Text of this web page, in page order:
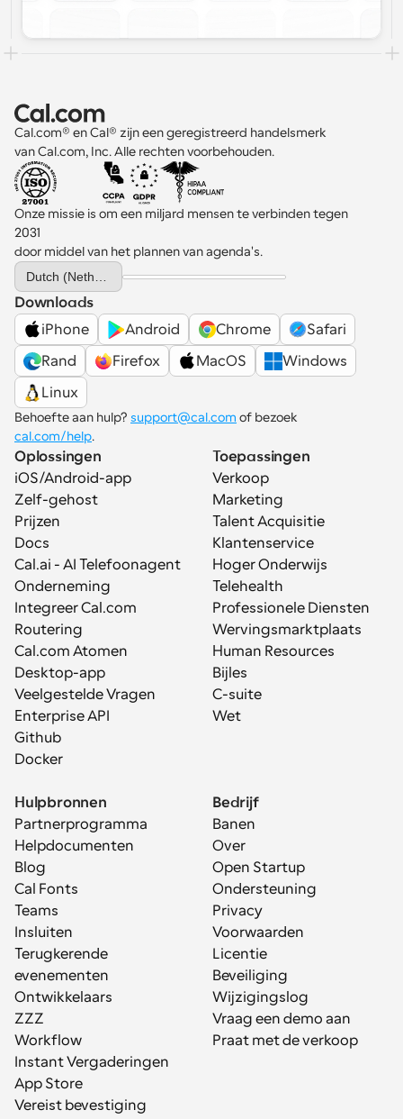
Cal.com® en Cal® zijn een geregistreerd handelsmerk
van Cal.com, Inc. Alle rechten voorbehouden.
Onze missie is om een miljard mensen te verbinden tegen
2031
door middel van het plannen van agenda's.
Select Language
Downloads
iPhone
Android Chrome
Safari
Rand
Firefox MacOS
Windows
Linux
Behoefte aan hulp? support@cal.com
cal.com/help.
Oplossingen
iOS/Android-app
Zelf-gehost
Prijzen
Docs
Cal.ai - AI Telefoonagent
Onderneming
Integreer Cal.com
Routering
Cal.com Atomen
Desktop-app
Veelgestelde Vragen
Enterprise API
Github
Docker
Toepassingen
Verkoop
Marketing
Talent Acquisitie
Klantenservice
Hoger Onderwijs
Telehealth
Professionele Diensten
Wervingsmarktplaats
Human Resources
Bijles
C-suite
Wet
Hulpbronnen
Partnerprogramma
Helpdocumenten
Blog
Cal Fonts
Teams
Insluiten
Terugkerende
evenementen
Ontwikkelaars
ZZZ
Workflow
Instant Vergaderingen
App Store
Vereist bevestiging
Bedrijf
Banen
Over
Open Startup
Ondersteuning
Privacy
Voorwaarden
Licentie
Beveiliging
Wijzigingslog
Vraag een demo aan
Praat met de verkoop